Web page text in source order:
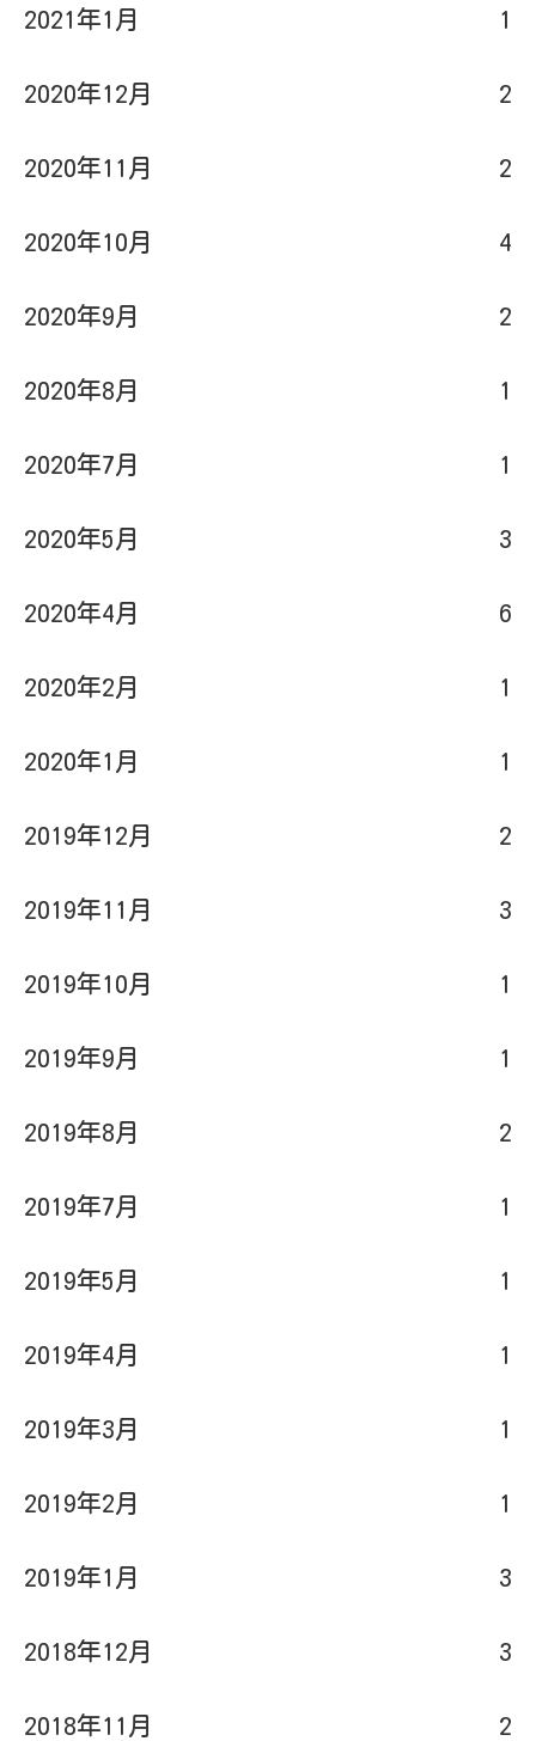
2021年1月 1
2020年12月 2
2020年11月 2
2020年10月 4
2020年9月 2
2020年8月 1
2020年7月 1
2020年5月 3
2020年4月 6
2020年2月 1
2020年1月 1
2019年12月 2
2019年11月 3
2019年10月 1
2019年9月 1
2019年8月 2
2019年7月 1
2019年5月 1
2019年4月 1
2019年3月 1
2019年2月 1
2019年1月 3
2018年12月 3
2018年11月 2